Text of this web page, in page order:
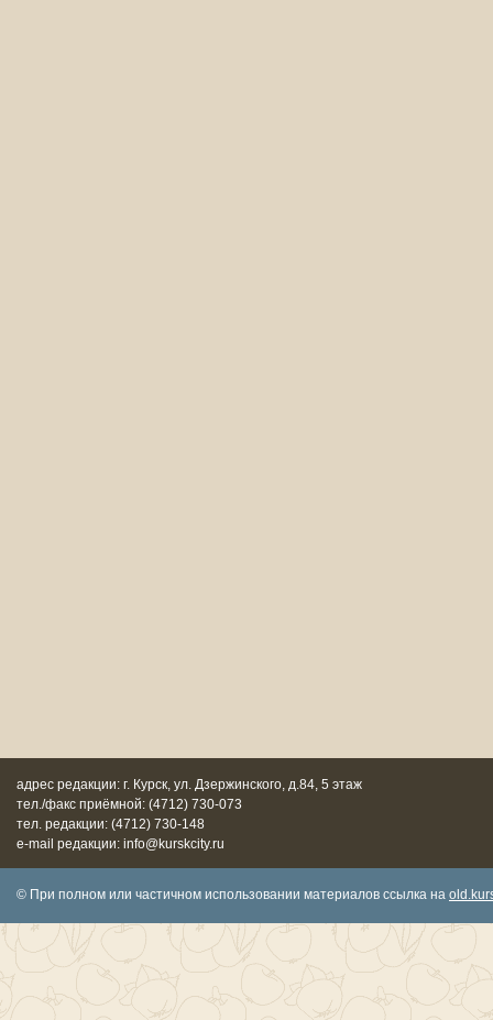
адрес редакции: г. Курск, ул. Дзержинского, д.84, 5 этаж
тел./факс приёмной: (4712) 730-073
тел. редакции: (4712) 730-148
e-mail редакции: info@kurskcity.ru
© При полном или частичном использовании материалов ссылка на